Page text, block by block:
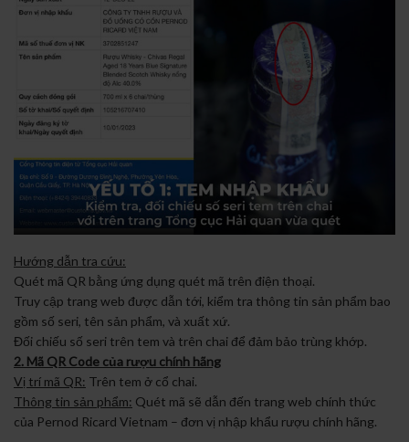
Hướng dẫn tra cứu:
Quét mã QR bằng ứng dụng quét mã trên điện thoại.
Truy cập trang web được dẫn tới, kiểm tra thông tin sản phẩm bao
gồm số seri, tên sản phẩm, và xuất xứ.
Đối chiếu số seri trên tem và trên chai để đảm bảo trùng khớp.
2. Mã QR Code của rượu chính hãng
Vị trí mã QR: Trên tem ở cổ chai.
Thông tin sản phẩm: Quét mã sẽ dẫn đến trang web chính thức
của Pernod Ricard Vietnam – đơn vị nhập khẩu rượu chính hãng.